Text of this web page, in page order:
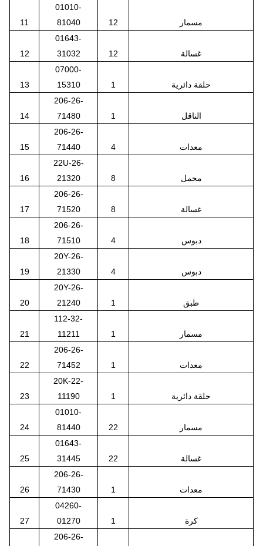
11
01010-
81040
12 مسمار
12
01643-
31032
12 غسالة
13
07000-
15310
1 حلقة دائرية
14
206-26-
71480
1 الناقل
15
206-26-
71440
4 معدات
16
22U-26-
21320
8 محمل
17
206-26-
71520
8 غسالة
18
206-26-
71510
4 دبوس
19
20Y-26-
21330
4 دبوس
20
20Y-26-
21240
1 طبق
21
112-32-
11211
1 مسمار
22
206-26-
71452
1 معدات
23
20K-22-
11190
1 حلقة دائرية
24
01010-
81440
22 مسمار
25
01643-
31445
22 غسالة
26
206-26-
71430
1 معدات
27
04260-
01270
1 كرة
206-26-